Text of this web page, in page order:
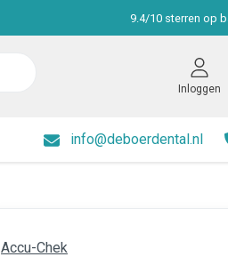
9.4/10 sterren op
Inloggen
info@deboerdental.nl
Accu-Chek